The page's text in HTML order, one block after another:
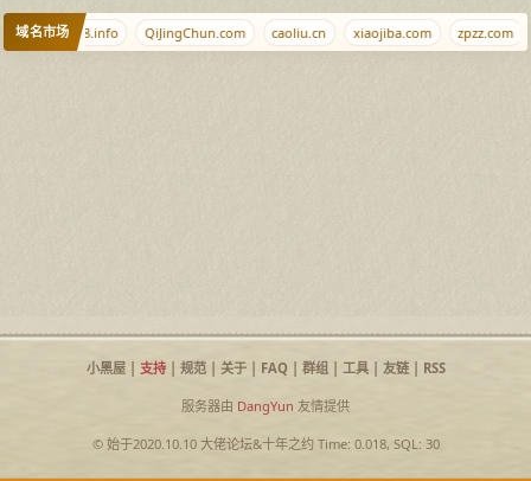
域名市场878.info QiJingChun.com caoliu.cn xiaojiba.com zpzz.com
小黑屋| 支持| 规范| 关于| FAQ| 群组| 工具| 友链| RSS
服务器由 DangYun 友情提供
© 始于2020.10.10 大佬论坛&十年之约Time: 0.018, SQL: 30